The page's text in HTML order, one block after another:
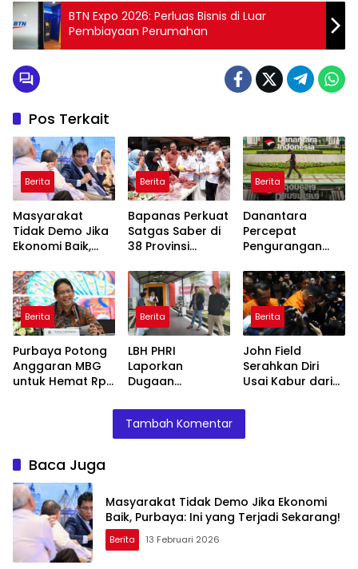
BTN Expo 2026: Perluas Bisnis di Luar
Pembiayaan Perumahan
Pos Terkait
Berita
Masyarakat
Tidak Demo Jika
Ekonomi Baik,
Terjadi Sekarang!
Berita
Bapanas Perkuat
Satgas Saber di
38 Provinsi
Berita
Danantara
Percepat
Pengurangan
Belasan Anak
Usaha TLKM dan
SMGR
Berita
Purbaya Potong
Anggaran MBG
untuk Hemat Rp
Berita
LBH PHRI
Laporkan
Dugaan
Doris Sylvanus
Janjikan
Investigasi
Berita
John Field
Serahkan Diri
Usai Kabur dari
Cukai
Tambah Komentar
Baca Juga
Masyarakat Tidak Demo Jika Ekonomi
Baik, Purbaya: Ini yang Terjadi Sekarang!
Berita 13 Februari 2026